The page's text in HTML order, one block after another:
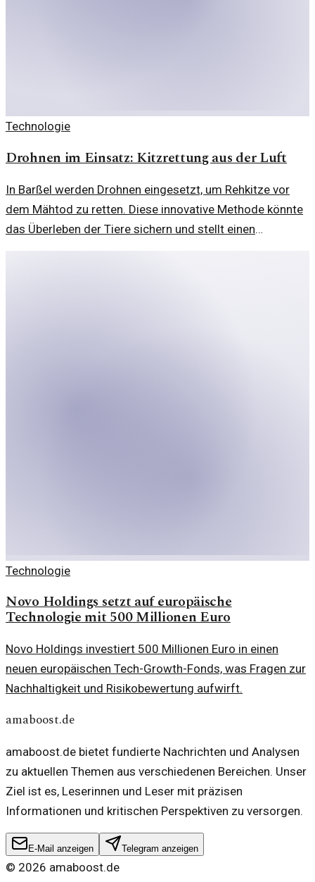
Technologie
Drohnen im Einsatz: Kitzrettung aus der Luft
In Barßel werden Drohnen eingesetzt, um Rehkitze vor
dem Mähtod zu retten. Diese innovative Methode könnte
das Überleben der Tiere sichern und stellt einen
Technologie
Novo Holdings setzt auf europäische
Technologie mit 500 Millionen Euro
Novo Holdings investiert 500 Millionen Euro in einen
neuen europäischen Tech-Growth-Fonds, was Fragen zur
Nachhaltigkeit und Risikobewertung aufwirft.
amaboost.de
amaboost.de bietet fundierte Nachrichten und Analysen
zu aktuellen Themen aus verschiedenen Bereichen. Unser
Ziel ist es, Leserinnen und Leser mit präzisen
Informationen und kritischen Perspektiven zu versorgen.
E-Mail anzeigen Telegram anzeigen
© 2026 amaboost.de